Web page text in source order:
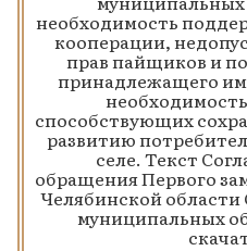
необходимость
кооперации,
прав пайщиков и
принадлежащего
способствующих
развитию
селе. Текст
обращения Первого
Челябинской области
муниципальных